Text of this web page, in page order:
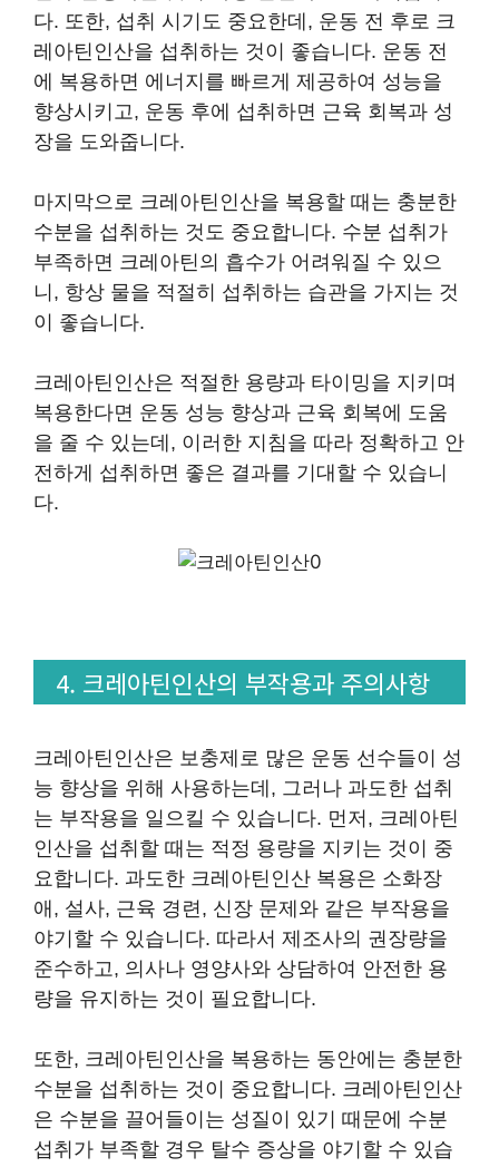
다. 또한, 섭취 시기도 중요한데, 운동 전 후로 크
레아틴인산을 섭취하는 것이 좋습니다. 운동 전
에 복용하면 에너지를 빠르게 제공하여 성능을
향상시키고, 운동 후에 섭취하면 근육 회복과 성
장을 도와줍니다.
마지막으로 크레아틴인산을 복용할 때는 충분한
수분을 섭취하는 것도 중요합니다. 수분 섭취가
부족하면 크레아틴의 흡수가 어려워질 수 있으
니, 항상 물을 적절히 섭취하는 습관을 가지는 것
이 좋습니다.
크레아틴인산은 적절한 용량과 타이밍을 지키며
복용한다면 운동 성능 향상과 근육 회복에 도움
을 줄 수 있는데, 이러한 지침을 따라 정확하고 안
전하게 섭취하면 좋은 결과를 기대할 수 있습니
다.
4. 크레아틴인산의 부작용과 주의사항
크레아틴인산은 보충제로 많은 운동 선수들이 성
능 향상을 위해 사용하는데, 그러나 과도한 섭취
는 부작용을 일으킬 수 있습니다. 먼저, 크레아틴
인산을 섭취할 때는 적정 용량을 지키는 것이 중
요합니다. 과도한 크레아틴인산 복용은 소화장
애, 설사, 근육 경련, 신장 문제와 같은 부작용을
야기할 수 있습니다. 따라서 제조사의 권장량을
준수하고, 의사나 영양사와 상담하여 안전한 용
량을 유지하는 것이 필요합니다.
또한, 크레아틴인산을 복용하는 동안에는 충분한
수분을 섭취하는 것이 중요합니다. 크레아틴인산
은 수분을 끌어들이는 성질이 있기 때문에 수분
섭취가 부족할 경우 탈수 증상을 야기할 수 있습